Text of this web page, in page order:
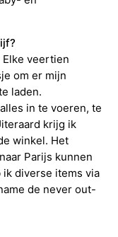
Elke veertien
om er mijn
laden.
in te voeren, te
krijg ik
winkel. Het
Parijs kunnen
ik diverse items via
de never out-